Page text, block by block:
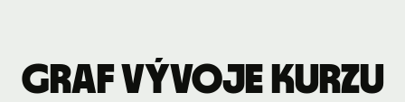
Graf vývoje kurzu